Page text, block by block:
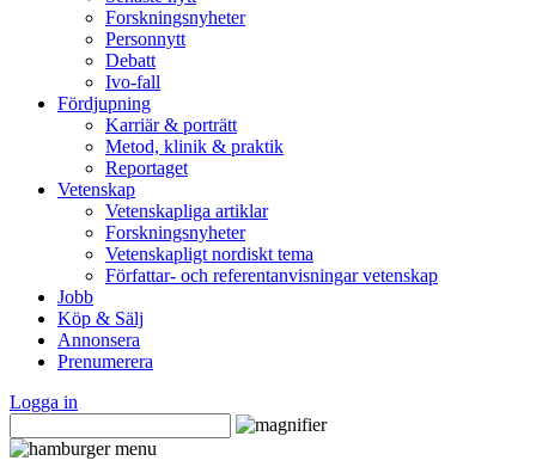
Forskningsnyheter
Personnytt
Debatt
Ivo-fall
Fördjupning
Karriär & porträtt
Metod, klinik & praktik
Reportaget
Vetenskap
Vetenskapliga artiklar
Forskningsnyheter
Vetenskapligt nordiskt tema
Författar- och referentanvisningar vetenskap
Jobb
Köp & Sälj
Annonsera
Prenumerera
Logga in